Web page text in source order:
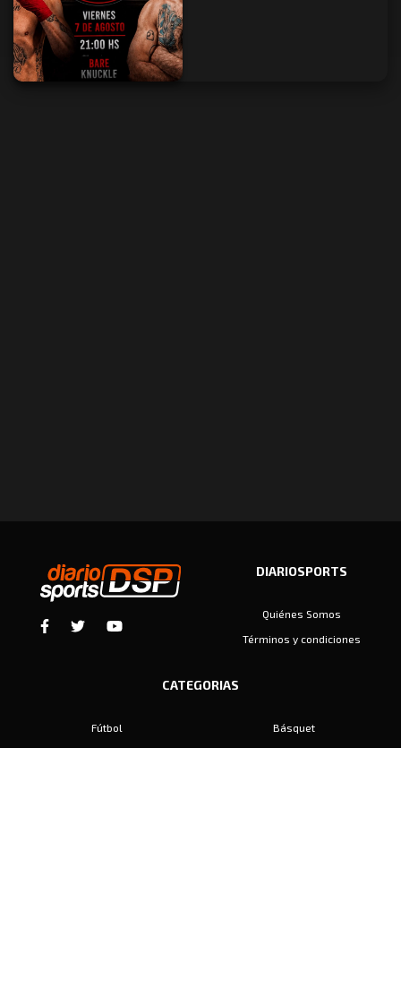
DIARIOSPORTS
Quiénes Somos
Términos y condiciones
CATEGORIAS
Fútbol
Básquet